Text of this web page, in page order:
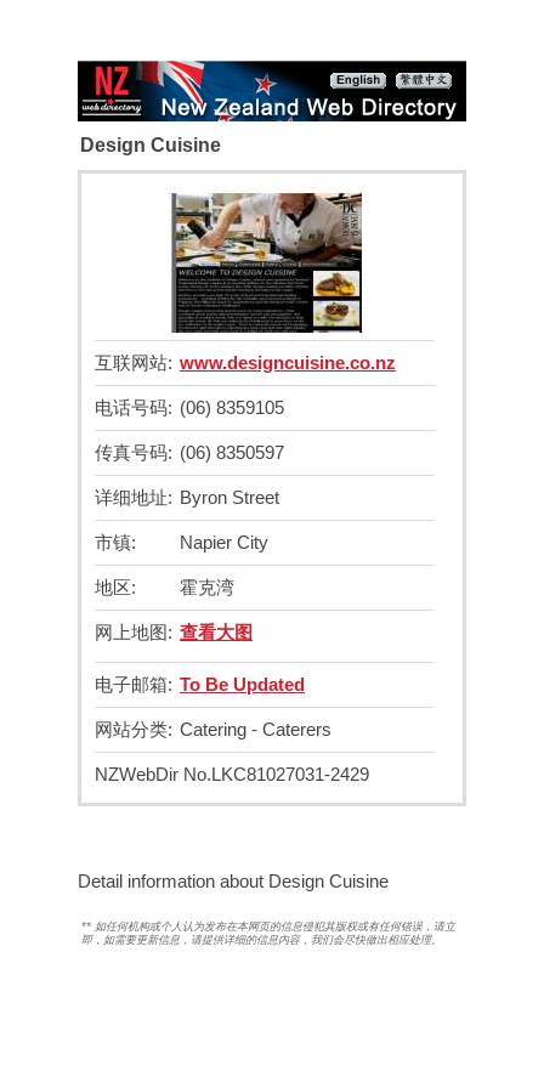
Design Cuisine
互联网站: www.designcuisine.co.nz
电话号码: (06) 8359105
传真号码: (06) 8350597
详细地址: Byron Street
市镇: Napier City
地区: 霍克湾
网上地图: 查看大图
电子邮箱: To Be Updated
网站分类: Catering - Caterers
NZWebDir No.LKC81027031-2429
Detail information about Design Cuisine
** 如任何机构或个人认为发布在本网页的信息侵犯其版权或有任何错误，请立
即，如需要更新信息，请提供详细的信息内容，我们会尽快做出相应处理。